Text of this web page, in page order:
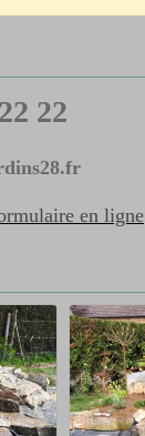
22
en ligne